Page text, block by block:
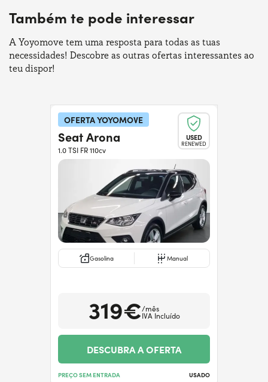
Também te pode interessar
A Yoyomove tem uma resposta para todas as tuas
necessidades! Descobre as outras ofertas interessantes ao
teu dispor!
OFERTA YOYOMOVE
USED
RENEWED
Seat Arona
1.0 TSI FR 110cv
Gasolina Manual
319€/mês
IVA Incluído
DESCUBRA A OFERTA
PREÇO SEM ENTRADA USADO